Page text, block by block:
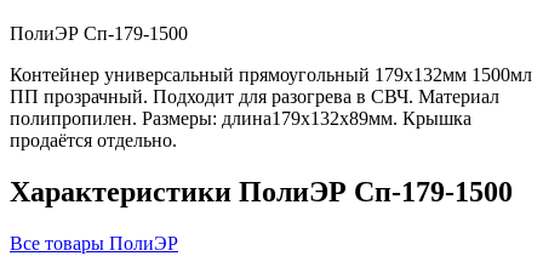
ПолиЭР Сп-179-1500
Контейнер универсальный прямоугольный 179х132мм 1500мл
ПП прозрачный. Подходит для разогрева в СВЧ. Материал
полипропилен. Размеры: длина179х132х89мм. Крышка
продаётся отдельно.
Характеристики ПолиЭР Сп-179-1500
Все товары ПолиЭР